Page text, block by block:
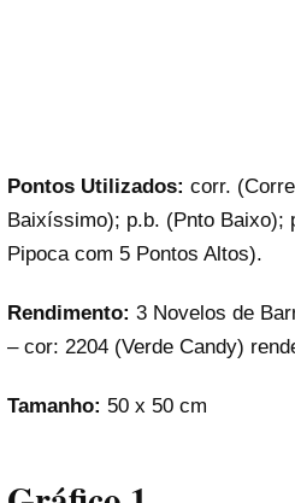
Pontos Utilizados: corr.
Baixíssimo); p.b. (Pnto Baixo);
Pipoca com 5 Pontos Altos).
Rendimento: 3 Novelos de
– cor: 2204 (Verde Candy)
Tamanho: 50 x 50 cm